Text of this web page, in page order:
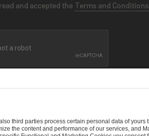
and accepted the Terms and Conditions